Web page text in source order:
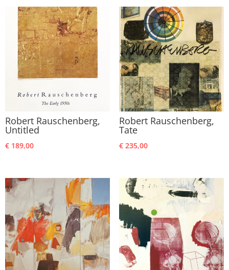
Robert Rauschenberg,
Untitled
€ 189,00
Robert Rauschenberg,
Tate
€235,00